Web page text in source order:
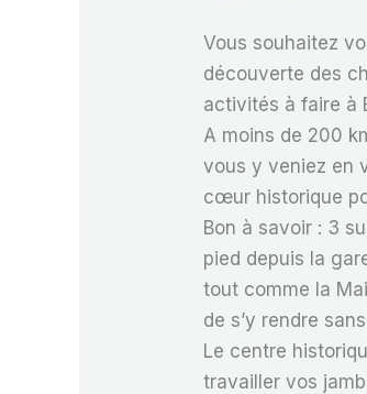
Vous souhaitez
découverte des
activités à faire à
A moins de 200
vous y veniez en
cœur historique
Bon à savoir : 3
pied depuis la
tout comme la
de s’y rendre
Le centre
travailler vos